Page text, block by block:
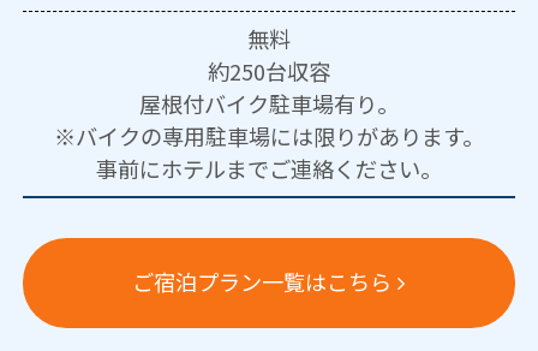
無料
約250台収容
屋根付バイク駐車場有り。
※バイクの専用駐車場には限りがあります。
事前にホテルまでご連絡ください。
ご宿泊プラン一覧はこちら